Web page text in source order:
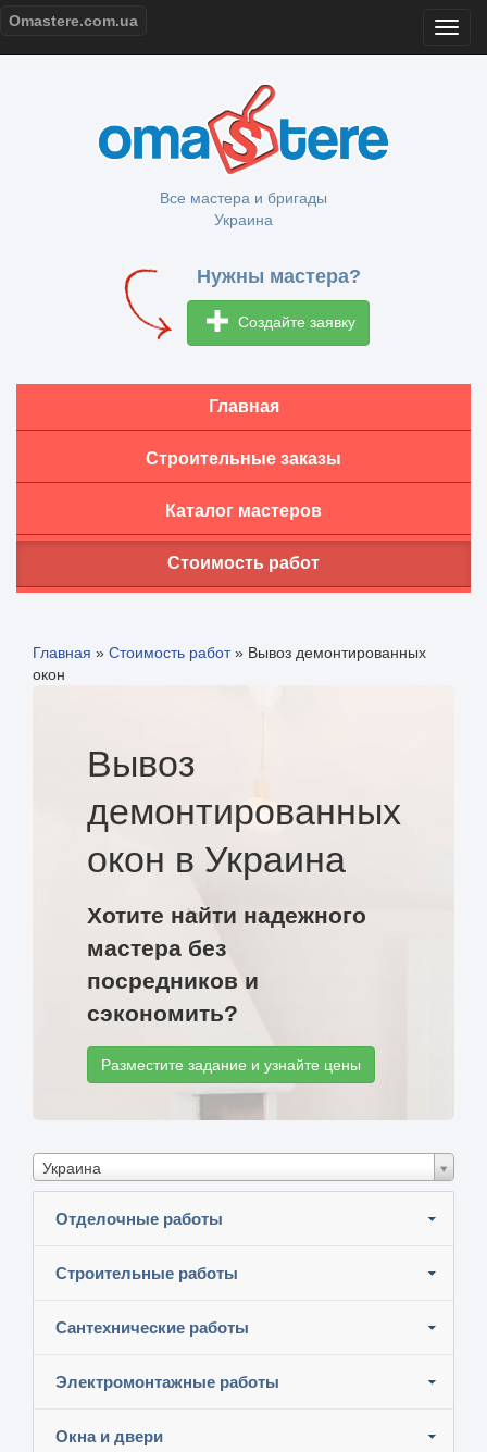
Omastere.com.ua
Все мастера и бригады
Украина
Нужны мастера?
Создайте заявку
Главная
Строительные заказы
Каталог мастеров
Стоимость работ
Главная » Стоимость работ» Вывоз демонтированных
окон
Вывоз
демонтированных
окон в Украина
Хотите найти надежного
мастера без
посредников и
сэкономить?
Разместите задание и узнайте цены
Украина
Отделочные работы
Строительные работы
Сантехнические работы
Электромонтажные работы
Окна и двери